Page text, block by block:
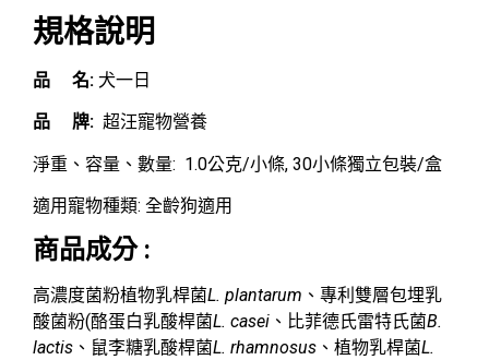
規格說明
品 名: 犬一日
品 牌: 超汪寵物營養
淨重、容量、數量: 1.0公克/小條, 30小條獨立包裝/盒
適用寵物種類: 全齡狗適用
商品成分 :
高濃度菌粉植物乳桿菌L. plantarum 、專利雙層包埋乳
酸菌粉(酪蛋白乳酸桿菌L. casei 、比菲德氏雷特氏菌B.
lactis 、鼠李糖乳酸桿菌L. rhamnosus 、植物乳桿菌L.